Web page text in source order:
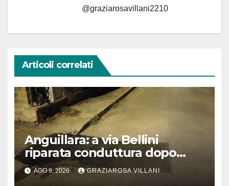
@graziarosavillani2210
Articoli correlati
Anguillara: a via Bellini
riparata conduttura dopo
segnalazione IdD
AGO 9, 2026 GRAZIAROSA VILLANI